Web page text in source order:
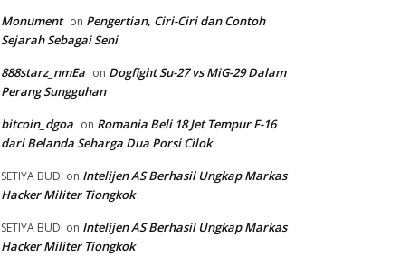
Monument on Pengertian, Ciri-Ciri dan Contoh
Sejarah Sebagai Seni
888starz_nmEa on Dogfight Su-27 vs MiG-29 Dalam
Perang Sungguhan
bitcoin_dgoa on Romania Beli 18 Jet Tempur F-16
dari Belanda Seharga Dua Porsi Cilok
SETIYA BUDI on Intelijen AS Berhasil Ungkap Markas
Hacker Militer Tiongkok
SETIYA BUDI on Intelijen AS Berhasil Ungkap Markas
Hacker Militer Tiongkok